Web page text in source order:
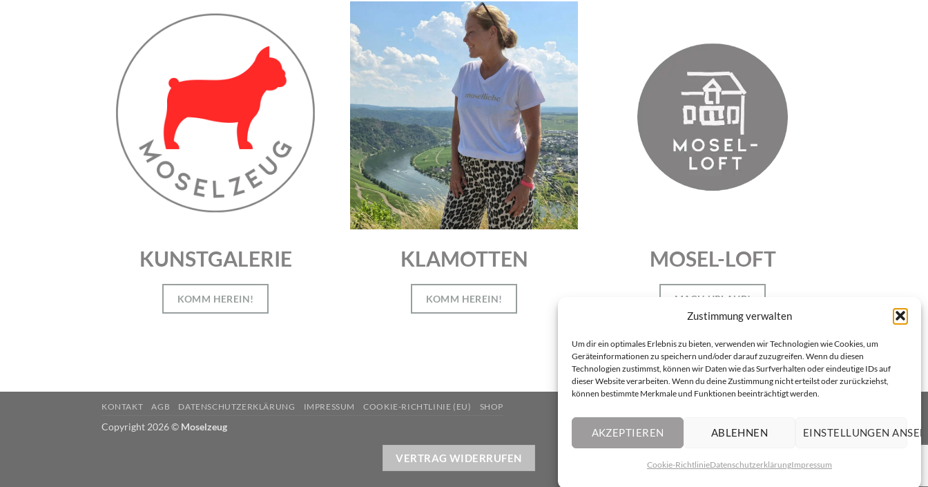
Zustimmung verwalten
Um dir ein optimales Erlebnis zu bieten, verwenden wir Technologien wie Cookies, um
Geräteinformationen zu speichern und/oder darauf zuzugreifen. Wenn du diesen
Technologien zustimmst, können wir Daten wie das Surfverhalten oder eindeutige IDs auf
dieser Website verarbeiten. Wenn du deine Zustimmung nicht erteilst oder zurückziehst,
können bestimmte Merkmale und Funktionen beeinträchtigt werden.
AKZEPTIEREN ABLEHNEN EINSTELLUNGEN
Cookie-RichtlinieDatenschutzerklärungImpressum
KUNSTGALERIE
KOMM HEREIN!
KLAMOTTEN
KOMM HEREIN!
MOSEL-LOFT
MACH URLAUB!
KONTAKT AGB DATENSCHUTZERKLÄRUNG IMPRESSUM COOKIE-RICHTLINIE (EU) SHOP
Copyright 2026 © Moselzeug
VERTRAG WIDERRUFEN